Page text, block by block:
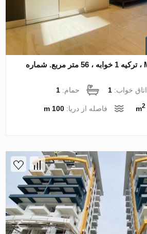
آپارتمان در Mahmutlar ، ترکیه 1 خوابه ، 56 متر مربع. شماره
اتاق خواب:1 حمام:1
2 فاصله از دریا:100 m